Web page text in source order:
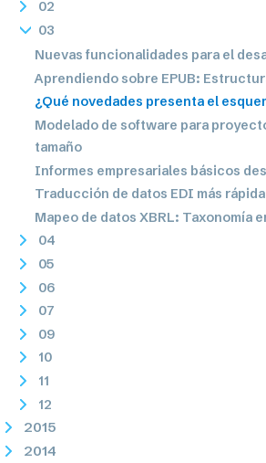
02
03
Nuevas funcionalidades para el
Aprendiendo sobre EPUB:
¿Qué novedades presenta el
Modelado de software para
tamaño
Informes empresariales básicos
Traducción de datos EDI más rápida
Mapeo de datos XBRL: Taxonomía
04
05
06
07
09
10
11
12
2015
2014